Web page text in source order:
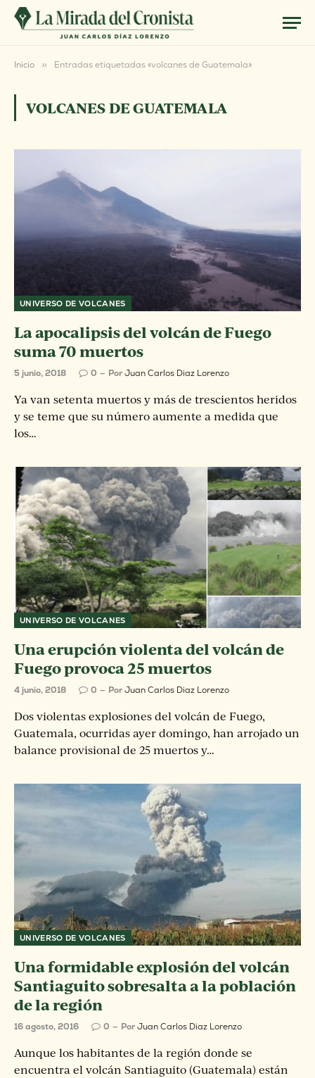
Inicio » Entradas etiquetadas «volcanes de Guatemala»
VOLCANES DE GUATEMALA
UNIVERSO DE VOLCANES
La apocalipsis del volcán de Fuego
suma 70 muertos
5 junio, 2018 0 PorJuan Carlos Diaz Lorenzo
Ya van setenta muertos y más de trescientos heridos
y se teme que su número aumente a medida que
los…
UNIVERSO DE VOLCANES
Una erupción violenta del volcán de
Fuego provoca 25 muertos
4 junio, 2018 0 PorJuan Carlos Diaz Lorenzo
Dos violentas explosiones del volcán de Fuego,
Guatemala, ocurridas ayer domingo, han arrojado un
balance provisional de 25 muertos y…
UNIVERSO DE VOLCANES
Una formidable explosión del volcán
Santiaguito sobresalta a la población
de la región
16 agosto, 2016 0 PorJuan Carlos Diaz Lorenzo
Aunque los habitantes de la región donde se
encuentra el volcán Santiaguito (Guatemala) están